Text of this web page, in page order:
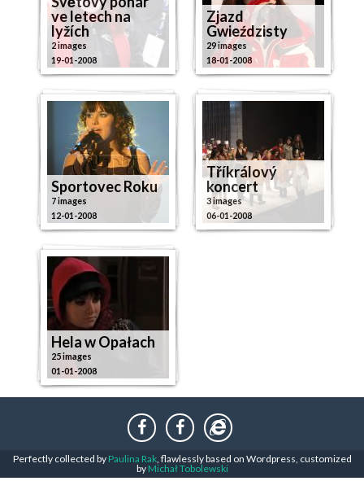
ve letech na
lyžích
2 images
19-01-2008
Zjazd
Gwieździsty
29 images
18-01-2008
Sportovec Roku
7 images
12-01-2008
Tříkrálový
koncert
3 images
06-01-2008
Hela w Opałach
25 images
01-01-2008
Perfectly collected by Paulina Rak, flawlessly based on Wordpress, customized
by Michał Tobolewski